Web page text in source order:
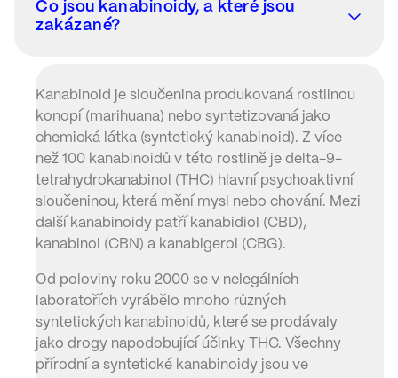
Co jsou kanabinoidy, a které jsou
zakázané?
Kanabinoid je sloučenina produkovaná rostlinou
konopí (marihuana) nebo syntetizovaná jako
chemická látka (syntetický kanabinoid). Z více
než 100 kanabinoidů v této rostlině je delta-9-
tetrahydrokanabinol (THC) hlavní psychoaktivní
sloučeninou, která mění mysl nebo chování. Mezi
další kanabinoidy patří kanabidiol (CBD),
kanabinol (CBN) a kanabigerol (CBG).
Od poloviny roku 2000 se v nelegálních
laboratořích vyrábělo mnoho různých
syntetických kanabinoidů, které se prodávaly
jako drogy napodobující účinky THC. Všechny
přírodní a syntetické kanabinoidy jsou ve